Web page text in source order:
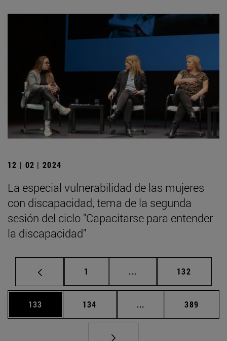
12 | 02 | 2024
La especial vulnerabilidad de las mujeres
con discapacidad, tema de la segunda
sesión del ciclo "Capacitarse para entender
la discapacidad"
Página
1 ... Páginas intermedias
Página
132
Página
133 Página
134 ... Páginas intermedias
Página
389